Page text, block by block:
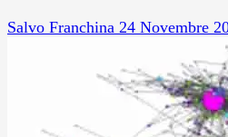
Salvo Franchina 24 Novembre